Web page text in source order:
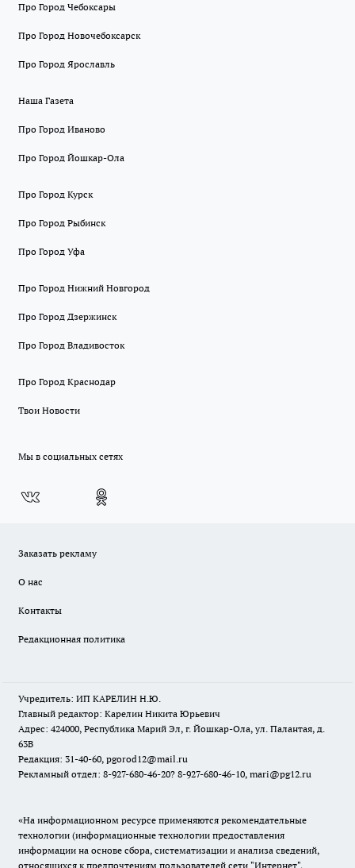
Про Город Чебоксары
Про Город Новочебоксарск
Про Город Ярославль
Наша Газета
Про Город Иваново
Про Город Йошкар-Ола
Про Город Курск
Про Город Рыбинск
Про Город Уфа
Про Город Нижний Новгород
Про Город Дзержинск
Про Город Владивосток
Про Город Краснодар
Твои Новости
Мы в социальных сетях
Заказать рекламу
О нас
Контакты
Редакционная политика
Учредитель: ИП КАРЕЛИН Н.Ю.
Главный редактор: Карелин Никита Юрьевич
Адрес: 424000, Республика Марий Эл, г. Йошкар-Ола, ул. Палантая, д.
63В
Редакция: 31-40-60, pgorod12@mail.ru
Рекламный отдел: 8-927-680-46-20? 8-927-680-46-10, mari@pg12.ru
«На информационном ресурсе применяются рекомендательные
технологии (информационные технологии предоставления
информации на основе сбора, систематизации и анализа сведений,
относящихся к предпочтениям пользователей сети "Интернет",